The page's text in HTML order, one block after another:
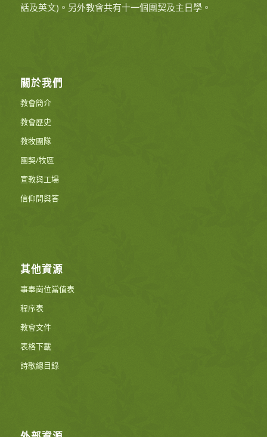
話及英文)。另外教會共有十一個團契及主日學。
關於我們
教會簡介
教會歷史
教牧團隊
團契/牧區
宣教與工場
信仰問與答
其他資源
事奉崗位當值表
程序表
教會文件
表格下載
詩歌總目錄